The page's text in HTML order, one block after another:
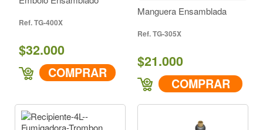
TG-400X
$32.000
COMPRAR
Manguera Ensamblada
TG-305X
$21.000
COMPRAR